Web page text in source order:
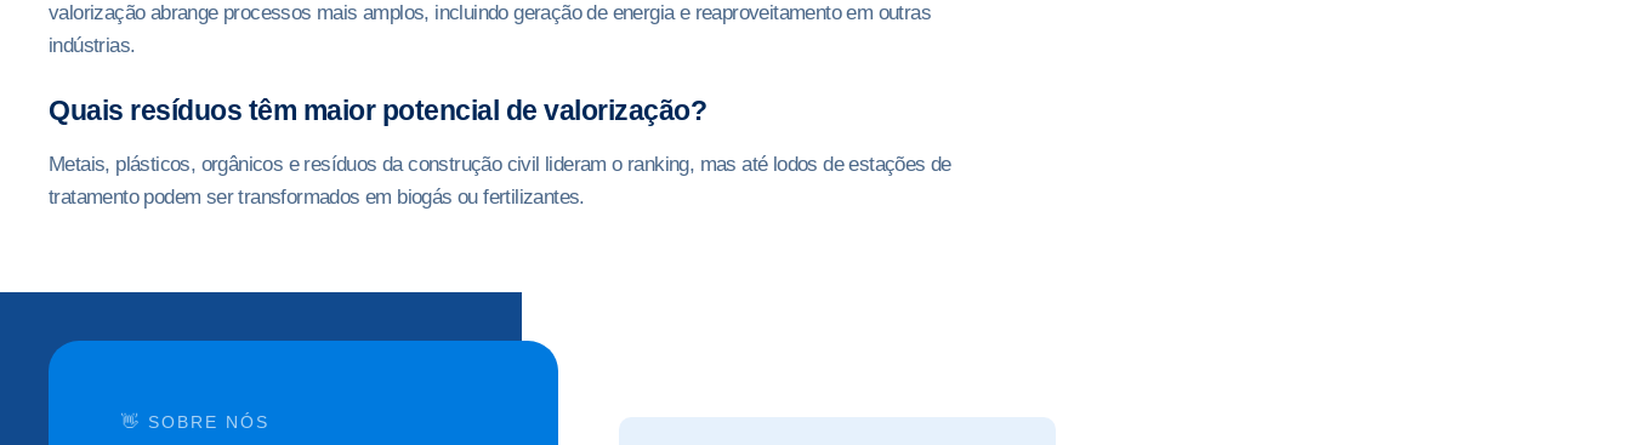
valorização abrange processos mais amplos, incluindo geração de energia e reaproveitamento em outras
indústrias.
Quais resíduos têm maior potencial de valorização?
Metais, plásticos, orgânicos e resíduos da construção civil lideram o ranking, mas até lodos de estações de
tratamento podem ser transformados em biogás ou fertilizantes.
👋 SOBRE NÓS